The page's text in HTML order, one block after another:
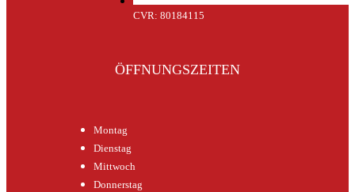
CVR: 80184115
ÖFFNUNGSZEITEN
Montag
Dienstag
Mittwoch
Donnerstag